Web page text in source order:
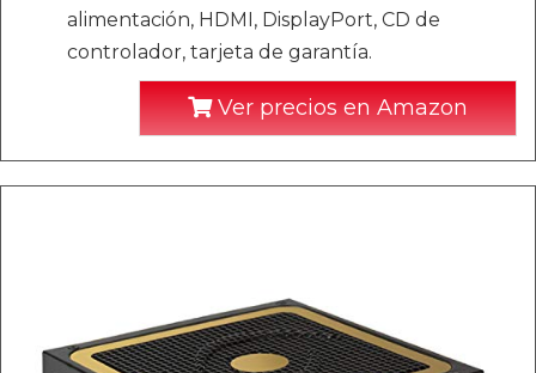
alimentación, HDMI, DisplayPort, CD de
controlador, tarjeta de garantía.
Ver precios en Amazon